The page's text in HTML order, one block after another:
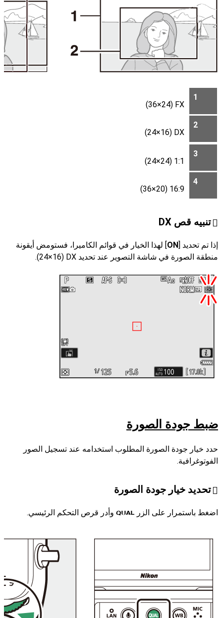
1
FX‏ (36‎×24)
2
DX‏ (24‎×16)
3
1:1 (24‎×24)
4
16:9 (36‎×20)
تنبيه قص DX
إذا تم تحديد [ON] لهذا الخيار في قوائم الكاميرا، فستومض أيقونة
منطقة الصورة في شاشة التصوير عند تحديد DX‏ (24‎×16).
ضبط جودة الصورة
حدد خيار جودة الصورة المطلوب استخدامه عند تسجيل الصور
الفوتوغرافية.
تحديد خيار جودة الصورة
اضغط باستمرار على الزر T وأدر قرص التحكم الرئيسي.